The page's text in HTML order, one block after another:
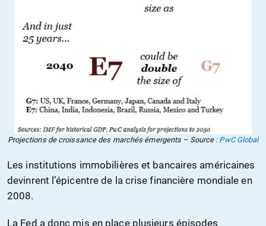
Projections de croissance des marchés émergents – Source : PwC Global
Les institutions immobilières et bancaires américaines
devinrent l’épicentre de la crise financière mondiale en
2008.
La Fed a donc mis en place plusieurs épisodes